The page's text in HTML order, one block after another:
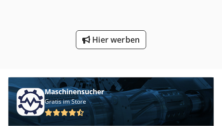
Hier werben
Maschinensucher
Gratis im Store